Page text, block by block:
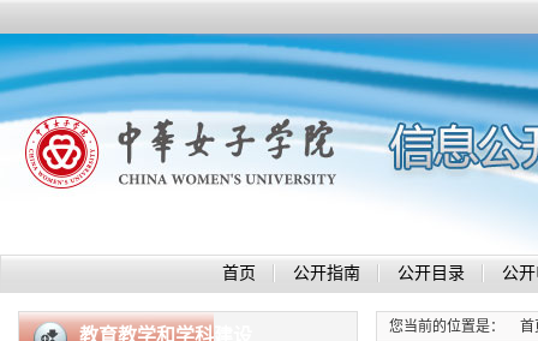
首页 公开指南 公开目录 公
教育教学和学科建设 您当前的位置是： 首